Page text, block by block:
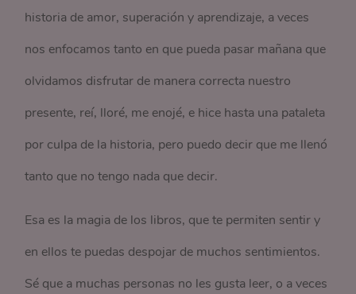
historia de amor, superación y aprendizaje, a veces
nos enfocamos tanto en que pueda pasar mañana que
olvidamos disfrutar de manera correcta nuestro
presente, reí, lloré, me enojé, e hice hasta una pataleta
por culpa de la historia, pero puedo decir que me llenó
tanto que no tengo nada que decir.
Esa es la magia de los libros, que te permiten sentir y
en ellos te puedas despojar de muchos sentimientos.
Sé que a muchas personas no les gusta leer, o a veces